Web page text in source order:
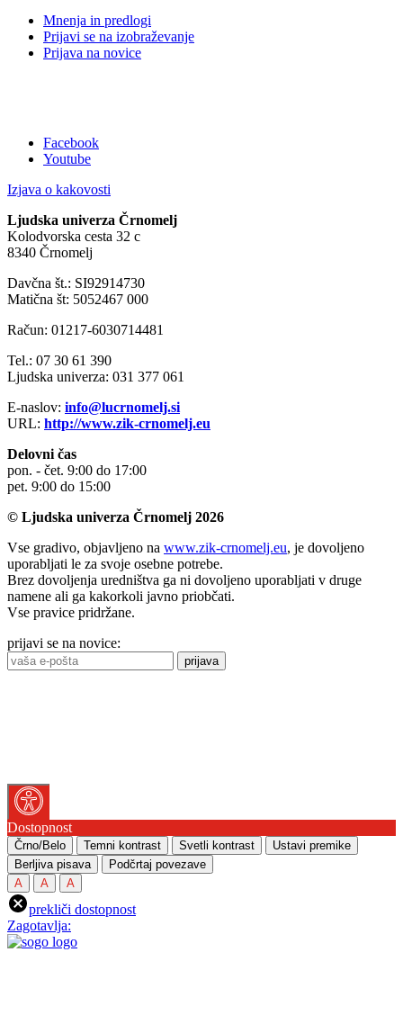
Mnenja in predlogi
Prijavi se na izobraževanje
Prijava na novice
Facebook
Youtube
Izjava o kakovosti
Ljudska univerza Črnomelj
Kolodvorska cesta 32 c
8340 Črnomelj
Davčna št.: SI92914730
Matična št: 5052467 000
Račun: 01217-6030714481
Tel.: 07 30 61 390
Ljudska univerza: 031 377 061
E-naslov: info@lucrnomelj.si
URL: http://www.zik-crnomelj.eu
Delovni čas
pon. - čet. 9:00 do 17:00
pet. 9:00 do 15:00
© Ljudska univerza Črnomelj 2026
Vse gradivo, objavljeno na www.zik-crnomelj.eu, je dovoljeno
uporabljati le za svoje osebne potrebe.
Brez dovoljenja uredništva ga ni dovoljeno uporabljati v druge
namene ali ga kakorkoli javno priobčati.
Vse pravice pridržane.
prijavi se na novice:
prijava
Dostopnost
Črno/Belo Temni kontrast Svetli kontrast
Ustavi premike
Berljiva pisava
Podčrtaj povezave
A
A A
prekliči dostopnost
Zagotavlja: